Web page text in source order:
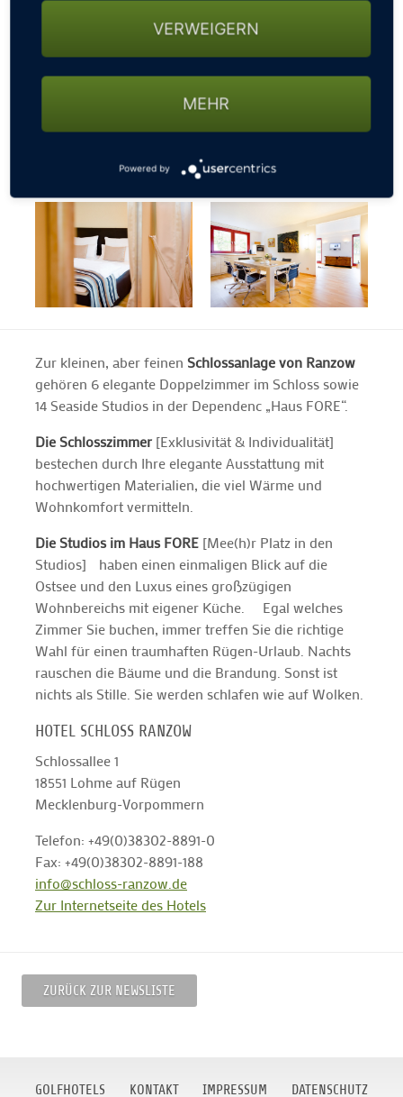
Zur kleinen, aber feinen Schlossanlage von Ranzow
gehören 6 elegante Doppelzimmer im Schloss sowie
14 Seaside Studios in der Dependenc „Haus FORE“.
Die Schlosszimmer [Exklusivität & Individualität]
bestechen durch Ihre elegante Ausstattung mit
hochwertigen Materialien, die viel Wärme und
Wohnkomfort vermitteln.
Die Studios im Haus FORE [Mee(h)r Platz in den
Studios] haben einen einmaligen Blick auf die
Ostsee und den Luxus eines großzügigen
Wohnbereichs mit eigener Küche. Egal welches
Zimmer Sie buchen, immer treffen Sie die richtige
Wahl für einen traumhaften Rügen-Urlaub. Nachts
rauschen die Bäume und die Brandung. Sonst ist
nichts als Stille. Sie werden schlafen wie auf Wolken.
HOTEL SCHLOSS RANZOW
Schlossallee 1
18551 Lohme auf Rügen
Mecklenburg-Vorpommern
Telefon: +49(0)38302-8891-0
Fax: +49(0)38302-8891-188
info@schloss-ranzow.de
Zur Internetseite des Hotels
ZURÜCK ZUR NEWSLISTE
GOLFHOTELS KONTAKT IMPRESSUM DATENSCHUTZ
VERWEIGERN
MEHR
Powered by